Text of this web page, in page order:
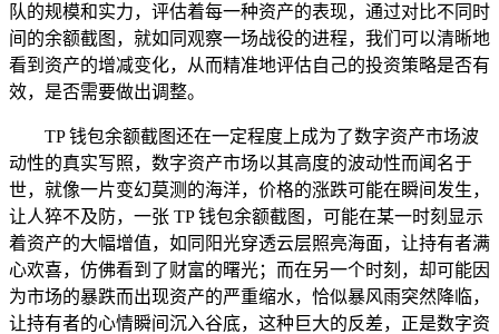
队的规模和实力，评估着每一种资产的表现，通过对比不同时
间的余额截图，就如同观察一场战役的进程，我们可以清晰地
看到资产的增减变化，从而精准地评估自己的投资策略是否有
效，是否需要做出调整。
TP 钱包余额截图还在一定程度上成为了数字资产市场波
动性的真实写照，数字资产市场以其高度的波动性而闻名于
世，就像一片变幻莫测的海洋，价格的涨跌可能在瞬间发生，
让人猝不及防，一张 TP 钱包余额截图，可能在某一时刻显示
着资产的大幅增值，如同阳光穿透云层照亮海面，让持有者满
心欢喜，仿佛看到了财富的曙光；而在另一个时刻，却可能因
为市场的暴跌而出现资产的严重缩水，恰似暴风雨突然降临，
让持有者的心情瞬间沉入谷底，这种巨大的反差，正是数字资